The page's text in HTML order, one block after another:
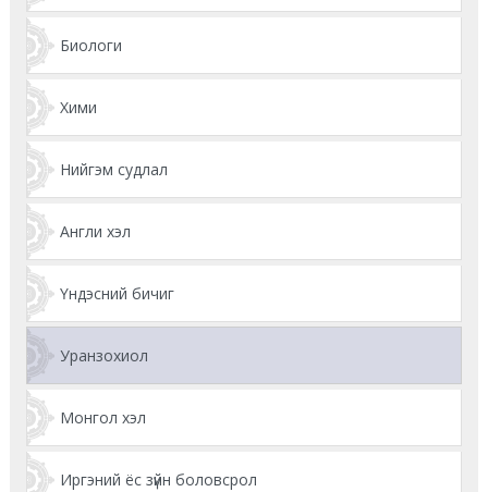
Биологи
Хими
Нийгэм судлал
Англи хэл
Үндэсний бичиг
Уранзохиол
Монгол хэл
Иргэний ёс зүйн боловсрол